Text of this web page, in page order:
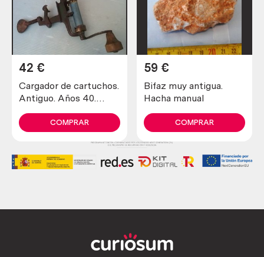
Cargador de cartuchos.
Antiguo. Años 40.
colección.
42 €
COMPRAR
Bifaz muy antigua.
Hacha manual
59 €
COMPRAR